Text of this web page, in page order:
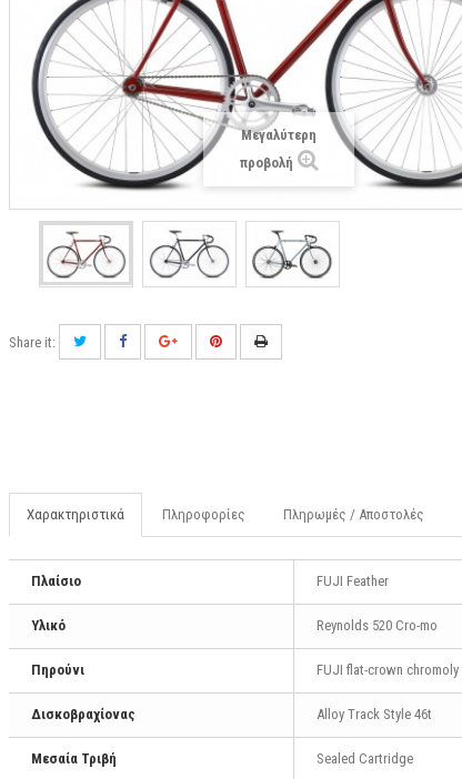
Μεγαλύτερη
προβολή
Share it:
Χαρακτηριστικά Πληροφορίες Πληρωμές / Αποστολές
Πλαίσιο FUJI Feather
Υλικό Reynolds 520 Cro-mo
Πηρούνι FUJI flat-crown chromoly
Δισκοβραχίονας Alloy Track Style 46t
Μεσαία Τριβή Sealed Cartridge